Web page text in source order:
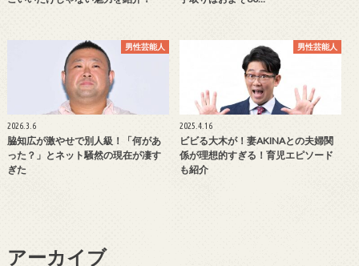
男性芸能人
2026.3.6
脇知広が激やせで別人級！「何があ
った？」とネット騒然の現在が凄す
ぎた
男性芸能人
2025.4.16
ビビる大木が！妻AKINAとの夫婦関
係が理想的すぎる！育児エピソード
も紹介
アーカイブ